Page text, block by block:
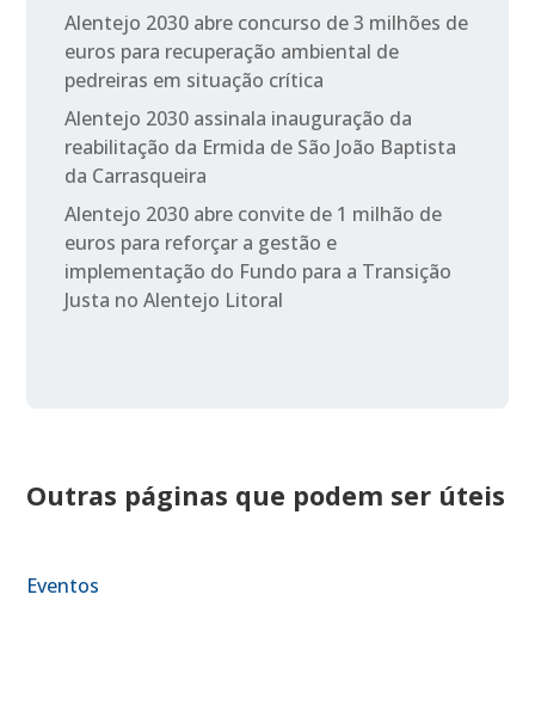
Alentejo 2030 abre concurso de 3 milhões de
euros para recuperação ambiental de
pedreiras em situação crítica
Alentejo 2030 assinala inauguração da
reabilitação da Ermida de São João Baptista
da Carrasqueira
Alentejo 2030 abre convite de 1 milhão de
euros para reforçar a gestão e
implementação do Fundo para a Transição
Justa no Alentejo Litoral
Outras páginas que podem ser úteis
Eventos